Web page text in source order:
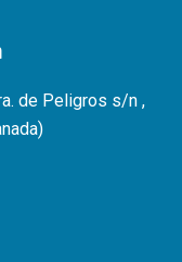
de Peligros s/n ,